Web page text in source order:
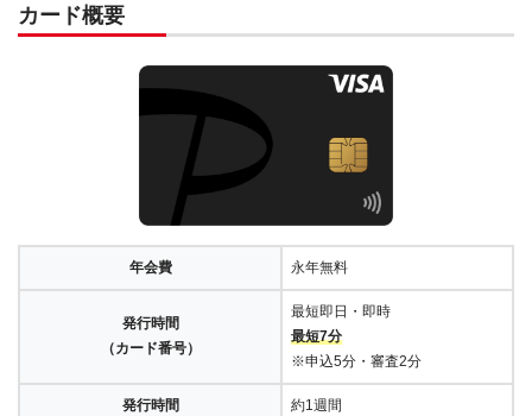
カード概要
年会費 永年無料
発行時間
（カード番号）
最短即日・即時
最短7分
※申込5分・審査2分
発行時間
約1週間